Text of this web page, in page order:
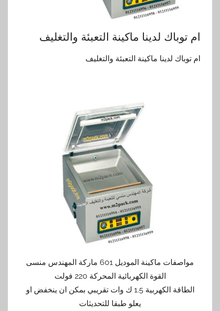
ام توباك لدينا ماكينة التعبئة والتغليف
ام توباك لدينا ماكينة التعبئة والتغليف
مواصفات ماكينة الموديل 601 ماركة المهندس منسى
القوة الكهربائية المحركة 220 فولت
الطاقة الكهربية 1.5 ك وات تقريبي بمكن ان ينخفض او
يعلو طبقا للتحديثات